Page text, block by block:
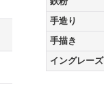
手造り
手描き
イングレーズ